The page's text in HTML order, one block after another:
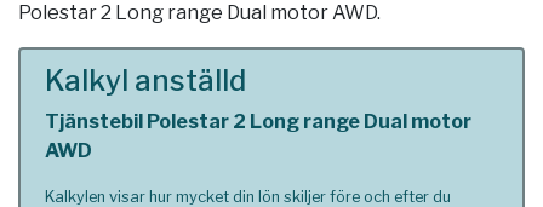
Polestar 2 Long range Dual motor AWD.
Kalkyl anställd
Tjänstebil Polestar 2 Long range Dual motor
AWD
Kalkylen visar hur mycket din lön skiljer före och efter du